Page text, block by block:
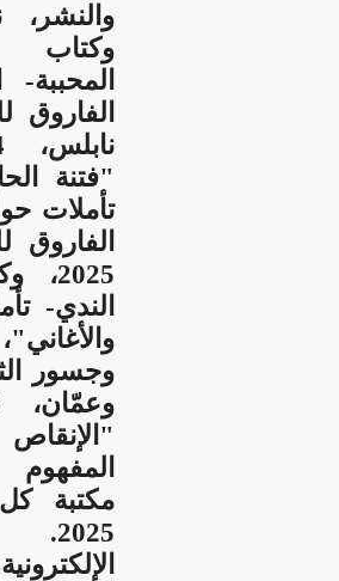
وكتاب
الفاروق
"فتنة
تأملات
الفاروق
الندي-
وجسور
مكتبة